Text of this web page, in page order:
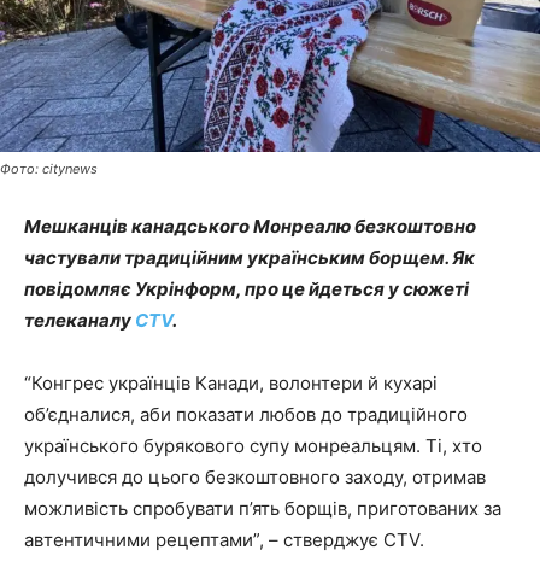
Фото: citynews
Мешканців канадського Монреалю безкоштовно
частували традиційним українським борщем. Як
повідомляє Укрінформ, про це йдеться у сюжеті
телеканалу CTV.
“Конгрес українців Канади, волонтери й кухарі
об’єдналися, аби показати любов до традиційного
українського бурякового супу монреальцям. Ті, хто
долучився до цього безкоштовного заходу, отримав
можливість спробувати п’ять борщів, приготованих за
автентичними рецептами”, – стверджує CTV.